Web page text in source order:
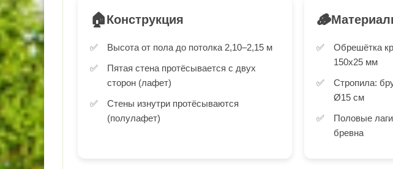
🏠Конструкция
Высота от пола до потолка 2,10–2,15 м
Пятая стена протёсывается с двух
сторон (лафет)
Стены изнутри протёсываются
(полулафет)
🪵
Обрешётка
150х25 мм
Стропила:
Ø15 см
Половые
бревна